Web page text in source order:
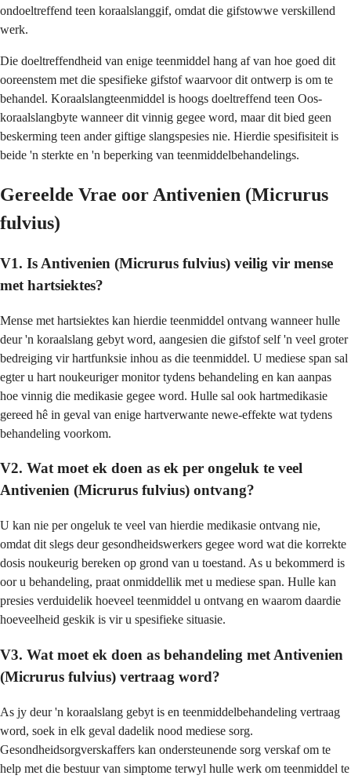
ondoeltreffend teen koraalslanggif, omdat die gifstowwe verskillend
werk.
Die doeltreffendheid van enige teenmiddel hang af van hoe goed dit
ooreenstem met die spesifieke gifstof waarvoor dit ontwerp is om te
behandel. Koraalslangteenmiddel is hoogs doeltreffend teen Oos-
koraalslangbyte wanneer dit vinnig gegee word, maar dit bied geen
beskerming teen ander giftige slangspesies nie. Hierdie spesifisiteit is
beide 'n sterkte en 'n beperking van teenmiddelbehandelings.
Gereelde Vrae oor Antivenien (Micrurus
fulvius)
V1. Is Antivenien (Micrurus fulvius) veilig vir mense
met hartsiektes?
Mense met hartsiektes kan hierdie teenmiddel ontvang wanneer hulle
deur 'n koraalslang gebyt word, aangesien die gifstof self 'n veel groter
bedreiging vir hartfunksie inhou as die teenmiddel. U mediese span sal
egter u hart noukeuriger monitor tydens behandeling en kan aanpas
hoe vinnig die medikasie gegee word. Hulle sal ook hartmedikasie
gereed hê in geval van enige hartverwante newe-effekte wat tydens
behandeling voorkom.
V2. Wat moet ek doen as ek per ongeluk te veel
Antivenien (Micrurus fulvius) ontvang?
U kan nie per ongeluk te veel van hierdie medikasie ontvang nie,
omdat dit slegs deur gesondheidswerkers gegee word wat die korrekte
dosis noukeurig bereken op grond van u toestand. As u bekommerd is
oor u behandeling, praat onmiddellik met u mediese span. Hulle kan
presies verduidelik hoeveel teenmiddel u ontvang en waarom daardie
hoeveelheid geskik is vir u spesifieke situasie.
V3. Wat moet ek doen as behandeling met Antivenien
(Micrurus fulvius) vertraag word?
As jy deur 'n koraalslang gebyt is en teenmiddelbehandeling vertraag
word, soek in elk geval dadelik nood mediese sorg.
Gesondheidsorgverskaffers kan ondersteunende sorg verskaf om te
help met die bestuur van simptome terwyl hulle werk om teenmiddel te